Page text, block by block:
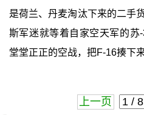
是荷兰、丹麦淘汰下来的二手
斯军迷就等着自家空天军的苏
堂堂正正的空战，把F-16揍下
上一页